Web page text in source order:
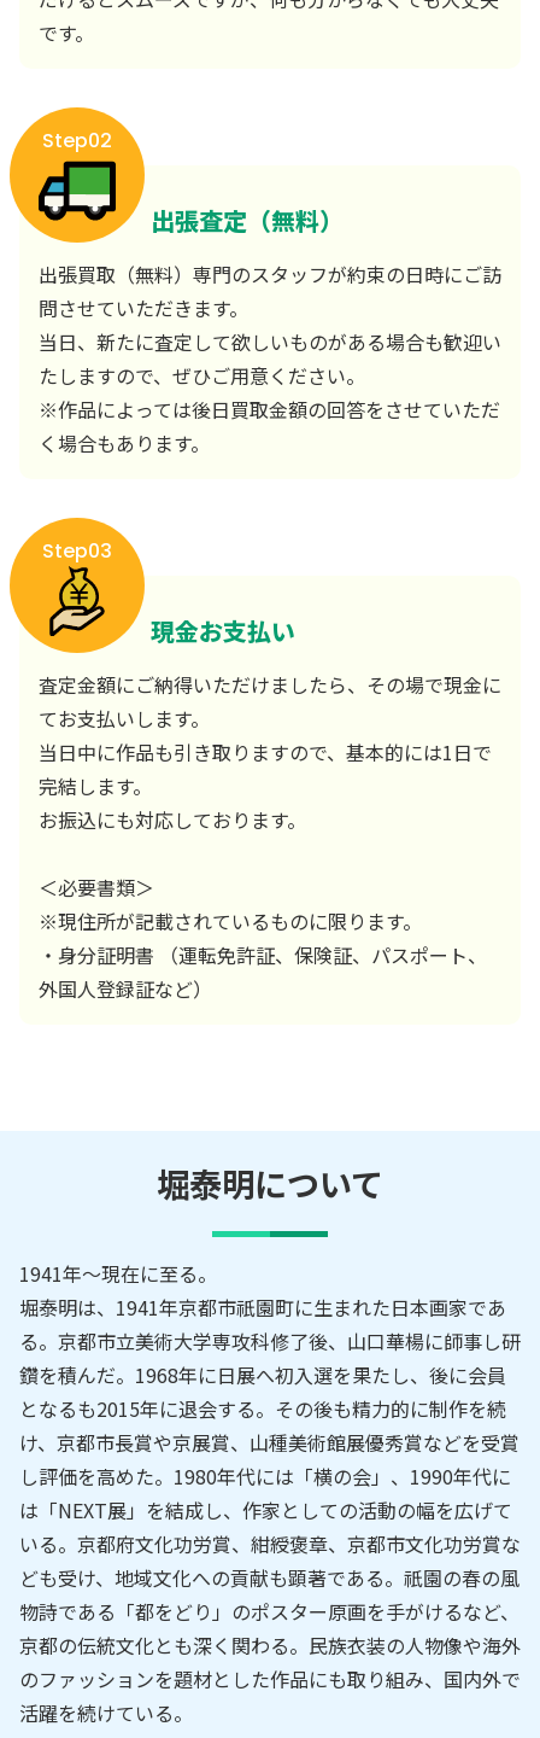
です。
Step02
出張査定（無料）
出張買取（無料）専門のスタッフが約束の日時にご訪
問させていただきます。
当日、新たに査定して欲しいものがある場合も歓迎い
たしますので、ぜひご用意ください。
※作品によっては後日買取金額の回答をさせていただ
く場合もあります。
Step03
現金お支払い
査定金額にご納得いただけましたら、その場で現金に
てお支払いします。
当日中に作品も引き取りますので、基本的には1日で
完結します。
お振込にも対応しております。
＜必要書類＞
※現住所が記載されているものに限ります。
・身分証明書 （運転免許証、保険証、パスポート、
外国人登録証など）
堀泰明について
1941年～現在に至る。
堀泰明は、1941年京都市祇園町に生まれた日本画家であ
る。京都市立美術大学専攻科修了後、山口華楊に師事し研
鑽を積んだ。1968年に日展へ初入選を果たし、後に会員
となるも2015年に退会する。その後も精力的に制作を続
け、京都市長賞や京展賞、山種美術館展優秀賞などを受賞
し評価を高めた。1980年代には「横の会」、1990年代に
は「NEXT展」を結成し、作家としての活動の幅を広げて
いる。京都府文化功労賞、紺綬褒章、京都市文化功労賞な
ども受け、地域文化への貢献も顕著である。祇園の春の風
物詩である「都をどり」のポスター原画を手がけるなど、
京都の伝統文化とも深く関わる。民族衣装の人物像や海外
のファッションを題材とした作品にも取り組み、国内外で
活躍を続けている。